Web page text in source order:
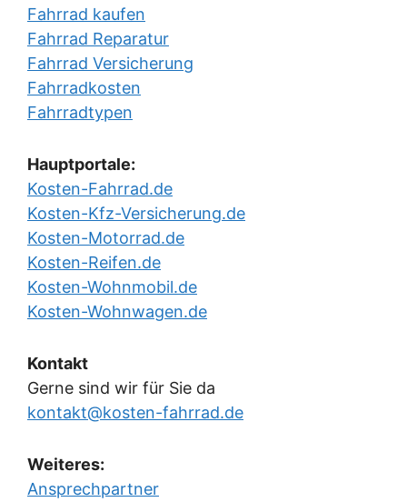
Fahrrad kaufen
Fahrrad Reparatur
Fahrrad Versicherung
Fahrradkosten
Fahrradtypen
Hauptportale:
Kosten-Fahrrad.de
Kosten-Kfz-Versicherung.de
Kosten-Motorrad.de
Kosten-Reifen.de
Kosten-Wohnmobil.de
Kosten-Wohnwagen.de
Kontakt
Gerne sind wir für Sie da
kontakt@kosten-fahrrad.de
Weiteres:
Ansprechpartner